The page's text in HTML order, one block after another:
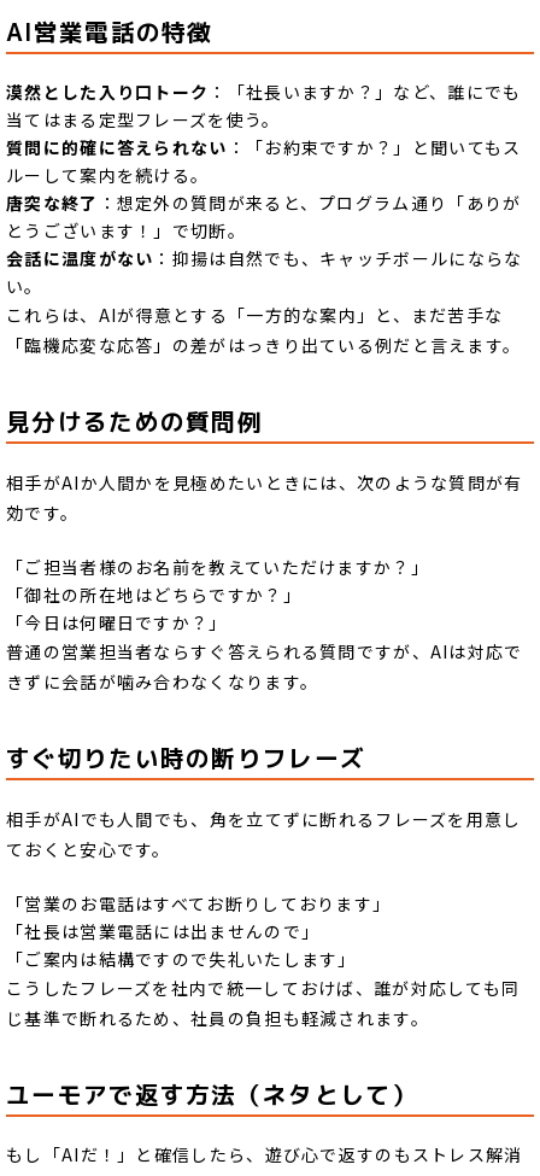
AI営業電話の特徴
漠然とした入り口トーク ：「社長いますか？」など、誰にでも
当てはまる定型フレーズを使う。
質問に的確に答えられない ：「お約束ですか？」と聞いてもス
ルーして案内を続ける。
唐突な終了 ：想定外の質問が来ると、プログラム通り「ありが
とうございます！」で切断。
会話に温度がない ：抑揚は自然でも、キャッチボールにならな
い。
これらは、AIが得意とする「一方的な案内」と、まだ苦手な
「臨機応変な応答」の差がはっきり出ている例だと言えます。
見分けるための質問例
相手がAIか人間かを見極めたいときには、次のような質問が有
効です。
「ご担当者様のお名前を教えていただけますか？」
「御社の所在地はどちらですか？」
「今日は何曜日ですか？」
普通の営業担当者ならすぐ答えられる質問ですが、AIは対応で
きずに会話が噛み合わなくなります。
すぐ切りたい時の断りフレーズ
相手がAIでも人間でも、角を立てずに断れるフレーズを用意し
ておくと安心です。
「営業のお電話はすべてお断りしております」
「社長は営業電話には出ませんので」
「ご案内は結構ですので失礼いたします」
こうしたフレーズを社内で統一しておけば、誰が対応しても同
じ基準で断れるため、社員の負担も軽減されます。
ユーモアで返す方法（ネタとして）
もし「AIだ！」と確信したら、遊び心で返すのもストレス解消